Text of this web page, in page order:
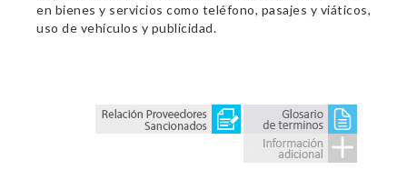
en bienes y servicios como teléfono, pasajes y viáticos,
uso de vehículos y publicidad.